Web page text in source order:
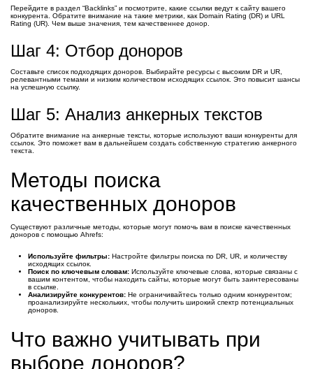
Перейдите в раздел “Backlinks” и посмотрите, какие ссылки ведут к сайту вашего
конкурента. Обратите внимание на такие метрики, как Domain Rating (DR) и URL
Rating (UR). Чем выше значения, тем качественнее донор.
Шаг 4: Отбор доноров
Составьте список подходящих доноров. Выбирайте ресурсы с высоким DR и UR,
релевантными темами и низким количеством исходящих ссылок. Это повысит шансы
на успешную ссылку.
Шаг 5: Анализ анкерных текстов
Обратите внимание на анкерные тексты, которые используют ваши конкуренты для
ссылок. Это поможет вам в дальнейшем создать собственную стратегию анкерного
текста.
Методы поиска
качественных доноров
Существуют различные методы, которые могут помочь вам в поиске качественных
доноров с помощью Ahrefs:
Используйте фильтры: Настройте фильтры поиска по DR, UR, и количеству
исходящих ссылок.
Поиск по ключевым словам: Используйте ключевые слова, которые связаны с
вашим контентом, чтобы находить сайты, которые могут быть заинтересованы
в ссылке.
Анализируйте конкурентов: Не ограничивайтесь только одним конкурентом;
проанализируйте нескольких, чтобы получить широкий спектр потенциальных
доноров.
Что важно учитывать при
выборе доноров?